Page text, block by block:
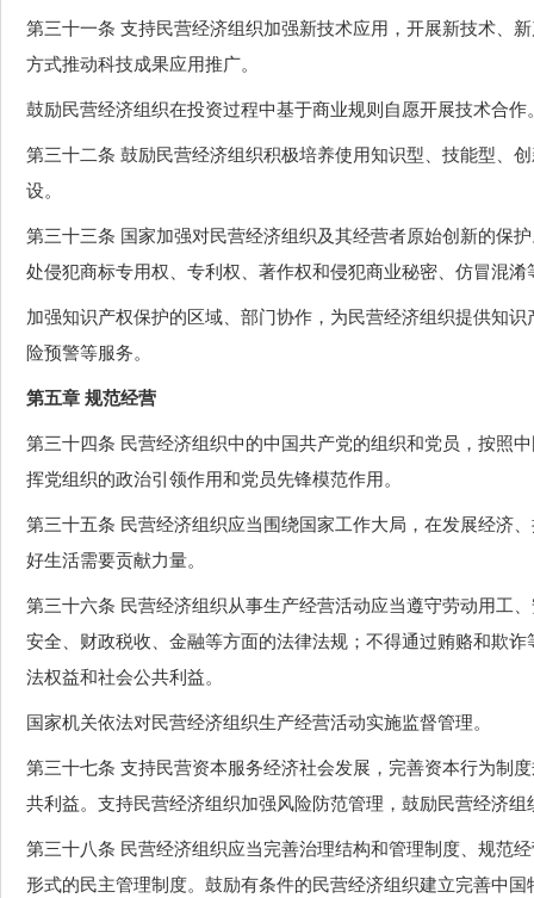
第三十一条 支持民营经济组织加强新技术应用，开展新技术、
方式推动科技成果应用推广。
鼓励民营经济组织在投资过程中基于商业规则自愿开展技术合
第三十二条 鼓励民营经济组织积极培养使用知识型、技能型、
设。
第三十三条 国家加强对民营经济组织及其经营者原始创新的保
处侵犯商标专用权、专利权、著作权和侵犯商业秘密、仿冒混淆
加强知识产权保护的区域、部门协作，为民营经济组织提供知
险预警等服务。
第五章 规范经营
第三十四条 民营经济组织中的中国共产党的组织和党员，按照
挥党组织的政治引领作用和党员先锋模范作用。
第三十五条 民营经济组织应当围绕国家工作大局，在发展经济
好生活需要贡献力量。
第三十六条 民营经济组织从事生产经营活动应当遵守劳动用工
安全、财政税收、金融等方面的法律法规；不得通过贿赂和欺
法权益和社会公共利益。
国家机关依法对民营经济组织生产经营活动实施监督管理。
第三十七条 支持民营资本服务经济社会发展，完善资本行为制
共利益。支持民营经济组织加强风险防范管理，鼓励民营经济
第三十八条 民营经济组织应当完善治理结构和管理制度、规范
形式的民主管理制度。鼓励有条件的民营经济组织建立完善中国